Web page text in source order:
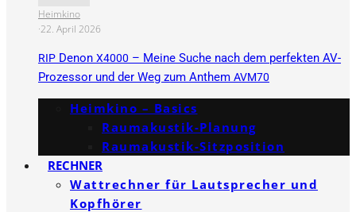
Heimkino
·22. April 2026
RIP Denon X4000 – Meine Suche nach dem perfekten AV-
Prozessor und der Weg zum Anthem AVM70
Heimkino – Basics
Raumakustik-Planung
Raumakustik-Sitzposition
RECHNER
Wattrechner für Lautsprecher und
Kopfhörer